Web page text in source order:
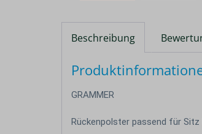
Beschreibung
GRAMMER
Rückenpolster passend für Sitz